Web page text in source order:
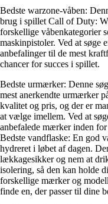
Bedste warzone-våben:
brug i spillet Call of Duty:
forskellige våbenkategorier
maskinpistoler. Ved at søge
anbefalinger til de mest
chancer for succes i spillet.
Bedste urmærker: Denne
mest anerkendte urmærker
kvalitet og pris, og der er
at vælge imellem. Ved at
anbefalede mærker inden
Bedste vandflaske: En god
hydreret i løbet af dagen.
lækkagesikker og nem at
isolering, så den kan holde
forskellige mærker og
finde en, der passer til dine